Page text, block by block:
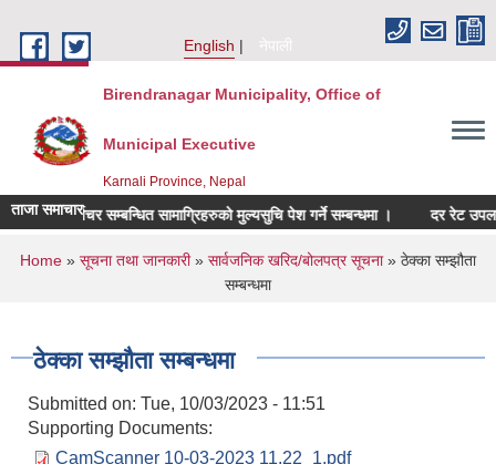
English
नेपाली
Birendranagar Municipality, Office of
Municipal Executive
Karnali Province, Nepal
ताजा समाचार
फर्निचर सम्बन्धित सामाग्रिहरुको मुल्यसुचि पेश गर्ने सम्बन्धमा । दर रेट उपलब्ध
You are here
Home » सूचना तथा जानकारी» सार्वजनिक खरिद/बोलपत्र सूचना» ठेक्का सम्झौता
सम्बन्धमा
ठेक्का सम्झौता सम्बन्धमा
Submitted on: Tue, 10/03/2023 - 11:51
Supporting Documents:
CamScanner 10-03-2023 11.22_1.pdf